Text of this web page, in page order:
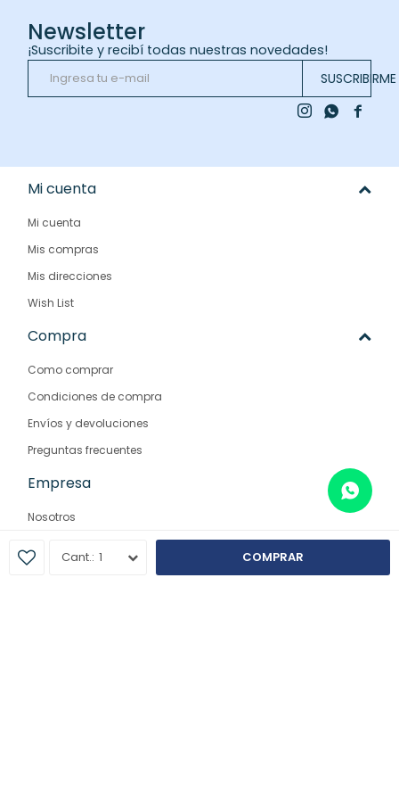
1 COMPRAR
Newsletter
¡Suscribite y recibí todas nuestras novedades!
SUSCRIBIRME

 
Mi cuenta
Mi cuenta
Mis compras
Mis direcciones
Wish List
Compra
Como comprar
Condiciones de compra
Envíos y devoluciones
Preguntas frecuentes
Empresa
Nosotros